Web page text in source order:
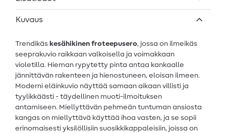
Kuvaus
Trendikäs kesähikinen froteepusero, jossa on ilmeikäs
seeprakuvio raikkaan valkoisella ja voimakkaan
violetilla. Hieman rypytetty pinta antaa kankaalle
jännittävän rakenteen ja hienostuneen, eloisan ilmeen.
Moderni eläinkuvio näyttää samaan aikaan villisti ja
tyylikkäästi - täydellinen muoti-ilmoituksen
antamiseen. Miellyttävän pehmeän tuntuman ansiosta
kangas on miellyttävä käyttää ihoa vasten, ja se sopii
erinomaisesti yksilöllisiin suosikkikappaleisiin, joissa on